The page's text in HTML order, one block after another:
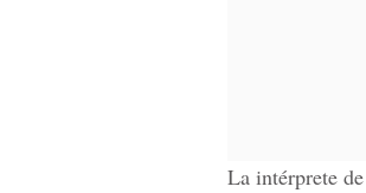
La intérprete de